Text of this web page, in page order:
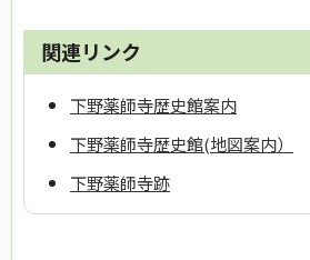
関連リンク
下野薬師寺歴史館案内
下野薬師寺歴史館(地図案内）
下野薬師寺跡